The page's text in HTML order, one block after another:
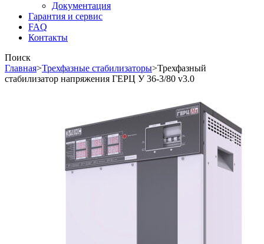
Документация
Гарантия и сервис
FAQ
Контакты
Поиск
Главная>Трехфазные стабилизаторы>Трехфазный
стабилизатор напряжения ГЕРЦ У 36-3/80 v3.0